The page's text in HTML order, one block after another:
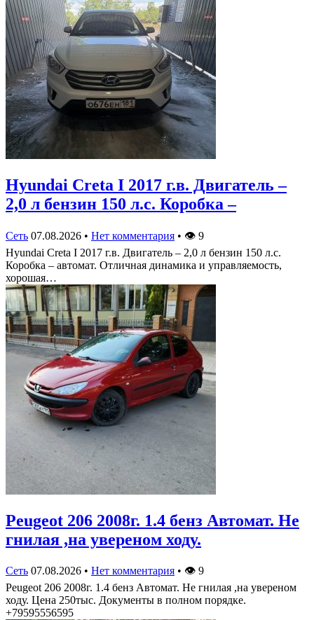
Hyundai Creta I 2017 г.в. Двигатель –
2,0 л бензин 150 л.с. Коробка –
Сеть 07.08.2026 • Нет комментария • 👁 9
Hyundai Creta I 2017 г.в. Двигатель – 2,0 л бензин 150 л.с.
Коробка – автомат. Отличная динамика и управляемость,
хорошая…
Peugeot 206 2008г. 1.4 бенз Автомат. Не
гнилая ,на увереном ходу.
Сеть 07.08.2026 • Нет комментария • 👁 9
Peugeot 206 2008г. 1.4 бенз Автомат. Не гнилая ,на увереном
ходу. Цена 250тыс. Документы в полном порядке.
+79595556595